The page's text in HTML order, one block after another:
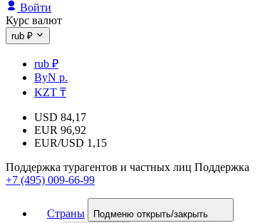
Войти
Курс валют
rub ₽
rub ₽
ByN р.
KZT ₸
USD 84,17
EUR 96,92
EUR/USD 1,15
Поддержка турагентов и частных лиц Поддержка
+7 (495) 009-66-99
Страны
Подменю открыть/закрыть